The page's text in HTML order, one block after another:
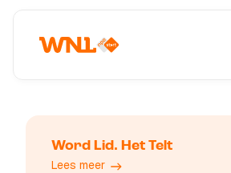
Word Lid. Het Telt
Lees meer